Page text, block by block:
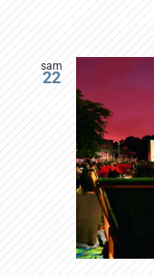
sam
22